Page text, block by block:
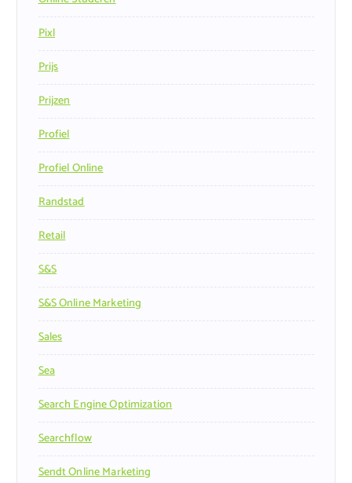
Pixl
Prijs
Prijzen
Profiel
Profiel Online
Randstad
Retail
S&s
S&s Online Marketing
Sales
Sea
Search Engine Optimization
Searchflow
Sendt Online Marketing